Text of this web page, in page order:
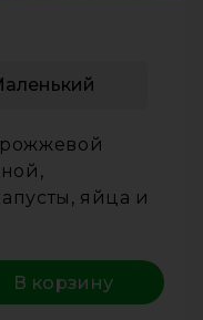
яйца и
В корзину